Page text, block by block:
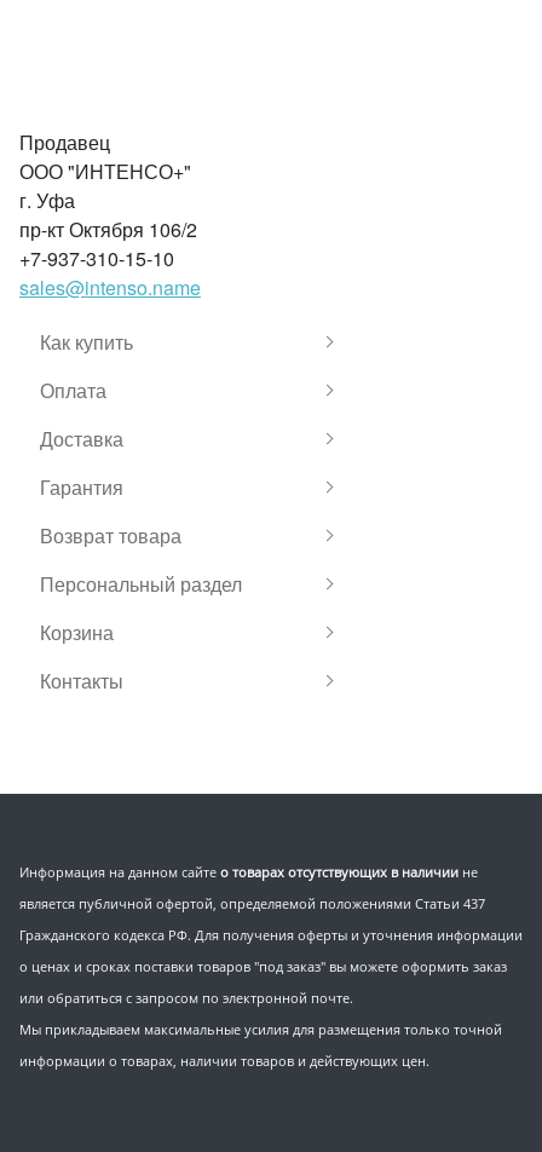
Продавец
ООО "ИНТЕНСО+"
г. Уфа
пр-кт Октября 106/2
+7-937-310-15-10
sales@intenso.name
Как купить
Оплата
Доставка
Гарантия
Возврат товара
Персональный раздел
Корзина
Контакты
Информация на данном сайте о товарах отсутствующих в наличии не
является публичной офертой, определяемой положениями Статьи 437
Гражданского кодекса РФ. Для получения оферты и уточнения информации
о ценах и сроках поставки товаров "под заказ" вы можете оформить заказ
или обратиться с запросом по электронной почте.
Мы прикладываем максимальные усилия для размещения только точной
информации о товарах, наличии товаров и действующих цен.